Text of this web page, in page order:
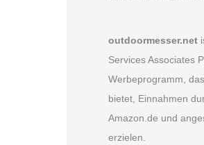
outdoormesser.net
Services Associates
Werbeprogramm,
bietet, Einnahmen
Amazon.de und
erzielen.